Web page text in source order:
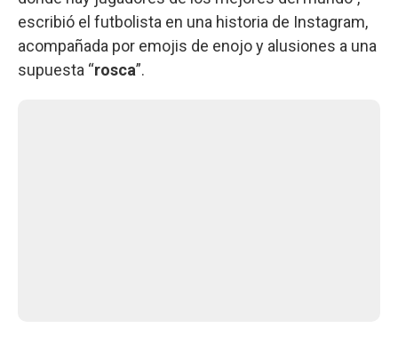
escribió el futbolista en una historia de Instagram,
acompañada por emojis de enojo y alusiones a una
supuesta “rosca”.